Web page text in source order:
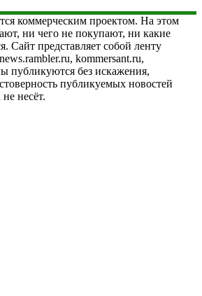
коммерческим проектом. На этом
ни чего не покупают, ни какие
Сайт представляет собой ленту
kommersant.ru,
публикуются без искажения,
публикуемых новостей
несёт.